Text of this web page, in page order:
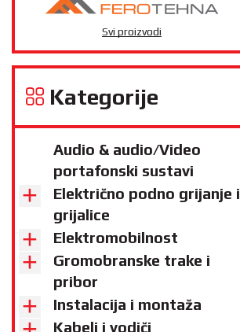
Svi proizvodi
Kategorije
Audio & audio/Video
portafonski sustavi
Električno podno grijanje i
grijalice
Elektromobilnost
Gromobranske trake i
pribor
Instalacija i montaža
Kabeli i vodiči